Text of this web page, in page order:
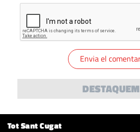
DESTAQUEM
Tot Sant Cugat